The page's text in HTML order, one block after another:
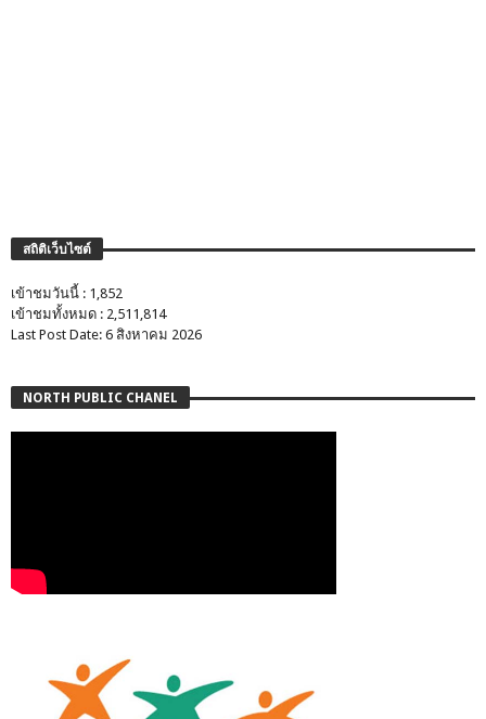
สถิติเว็บไซต์
เข้าชมวันนี้ : 1,852
เข้าชมทั้งหมด : 2,511,814
Last Post Date: 6 สิงหาคม 2026
NORTH PUBLIC CHANEL